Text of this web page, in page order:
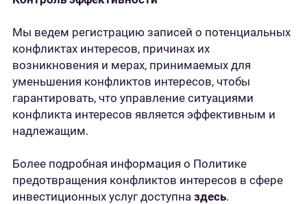
Мы ведем регистрацию записей о потенциальных
конфликтах интересов, причинах их
возникновения и мерах, принимаемых для
уменьшения конфликтов интересов, чтобы
гарантировать, что управление ситуациями
конфликта интересов является эффективным и
надлежащим.
Более подробная информация о Политике
предотвращения конфликтов интересов в сфере
инвестиционных услуг доступна здесь.